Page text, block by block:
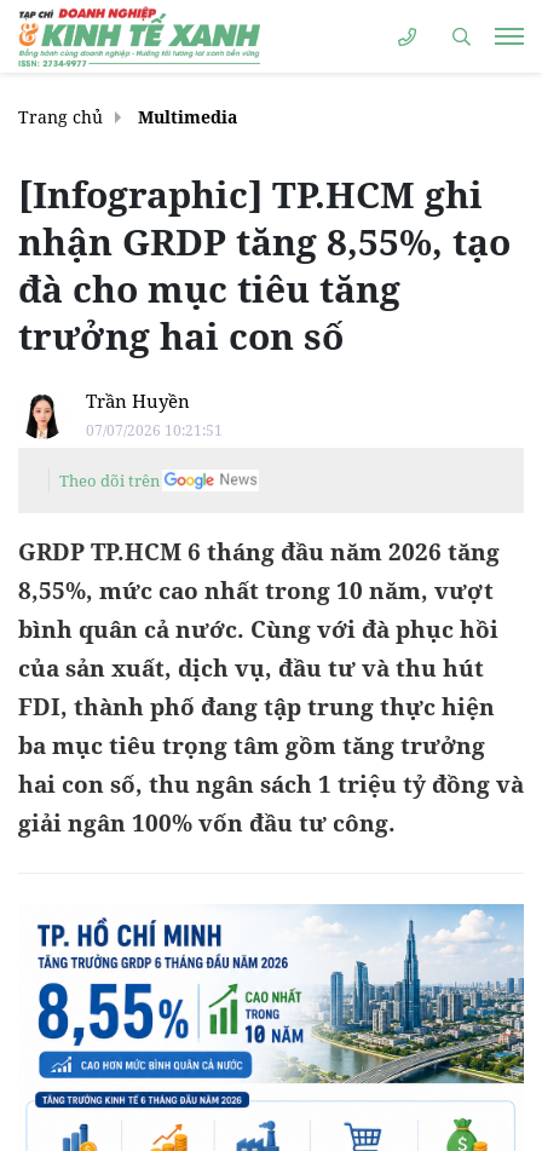
Trang chủ Multimedia
[Infographic] TP.HCM ghi
nhận GRDP tăng 8,55%, tạo
đà cho mục tiêu tăng
trưởng hai con số
Trần Huyền
07/07/2026 10:21:51
Theo dõi trên
GRDP TP.HCM 6 tháng đầu năm 2026 tăng
8,55%, mức cao nhất trong 10 năm, vượt
bình quân cả nước. Cùng với đà phục hồi
của sản xuất, dịch vụ, đầu tư và thu hút
FDI, thành phố đang tập trung thực hiện
ba mục tiêu trọng tâm gồm tăng trưởng
hai con số, thu ngân sách 1 triệu tỷ đồng và
giải ngân 100% vốn đầu tư công.